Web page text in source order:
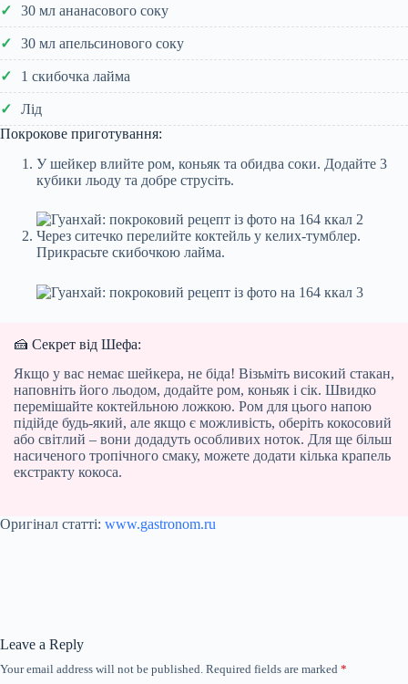
30 мл ананасового соку
30 мл апельсинового соку
1 скибочка лайма
Лід
Покрокове приготування:
У шейкер влийте ром, коньяк та обидва соки. Додайте 3
кубики льоду та добре струсіть.
Через ситечко перелийте коктейль у келих-тумблер.
Прикрасьте скибочкою лайма.
🍰 Секрет від Шефа:
Якщо у вас немає шейкера, не біда! Візьміть високий стакан,
наповніть його льодом, додайте ром, коньяк і сік. Швидко
перемішайте коктейльною ложкою. Ром для цього напою
підійде будь-який, але якщо є можливість, оберіть кокосовий
або світлий – вони додадуть особливих ноток. Для ще більш
насиченого тропічного смаку, можете додати кілька крапель
екстракту кокоса.
Оригінал статті: www.gastronom.ru
Leave a Reply
Your email address will not be published. Required fields are marked *